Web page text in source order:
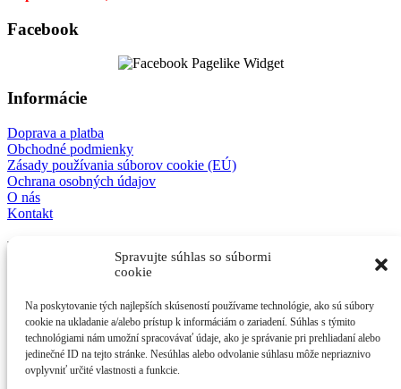
Spravujte súhlas so súbormi
cookie
Na poskytovanie tých najlepších skúseností používame technológie, ako sú súbory
cookie na ukladanie a/alebo prístup k informáciám o zariadení. Súhlas s týmito
technológiami nám umožní spracovávať údaje, ako je správanie pri prehliadaní alebo
jedinečné ID na tejto stránke. Nesúhlas alebo odvolanie súhlasu môže nepriaznivo
ovplyvniť určité vlastnosti a funkcie.
Facebook
Informácie
Doprava a platba
Obchodné podmienky
Zásady používania súborov cookie (EÚ)
Ochrana osobných údajov
O nás
Kontakt
E-shop
3D detske modely
Antistresové kľúčenky
Ostatné
Kontakt